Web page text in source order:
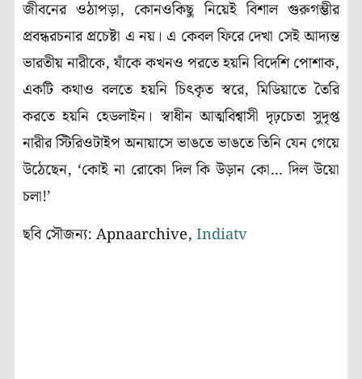
জীবনের ওঠাপড়া, কোনওকিছু নিয়েই বিশাল গুরুগম্ভীর
প্রবন্ধরচনার প্রচেষ্টা এ নয়। এ কেবল ফিরে দেখা সেই আদ্যন্ত
ভারতীয় নারীকে, যাঁকে কখনও পরতে হয়নি বিদেশি পোশাক,
একটি কথাও বলতে হয়নি চিৎকৃত স্বরে, মিডিয়াতে তৈরি
করতে হয়নি হেডলাইন। স্বাধীন আত্মবিশ্বাসী দৃঢ়চেতা সুদৃপ্ত
নারীর স্টিরিওটাইপ অনায়াসে ভাঙতে ভাঙতে তিনি যেন গেয়ে
উঠেছেন, ‘কোই না রোকো দিল কি উড়ান কো… দিল উয়ো
চলা!’
ছবি সৌজন্য: Apnaarchive, Indiatv